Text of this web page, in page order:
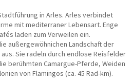
in Arles. Arles verbindet
mit mediterraner Lebensart. Enge
laden zum Verweilen ein.
außergewöhnichen Landschaft der
Sie radeln durch endlose Reisfelder
berühmten Camargue-Pferde, Weiden
von Flamingos (ca. 45 Rad-km).